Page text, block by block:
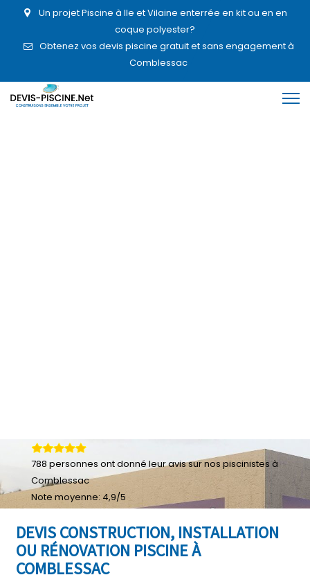
Un projet Piscine à Ile et Vilaine enterrée en kit ou en en
coque polyester?
Obtenez vos devis piscine gratuit et sans engagement à
Comblessac
DEVIS CONSTRUCTION, INSTALLATION
OU RÉNOVATION PISCINE À
COMBLESSAC
788 personnes ont donné leuravis sur nos piscinistes à
Comblessac
Note moyenne: 4,9/5